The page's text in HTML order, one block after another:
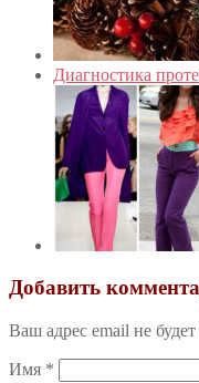
Диагностика
Добавить
Ваш адрес email не
Имя *